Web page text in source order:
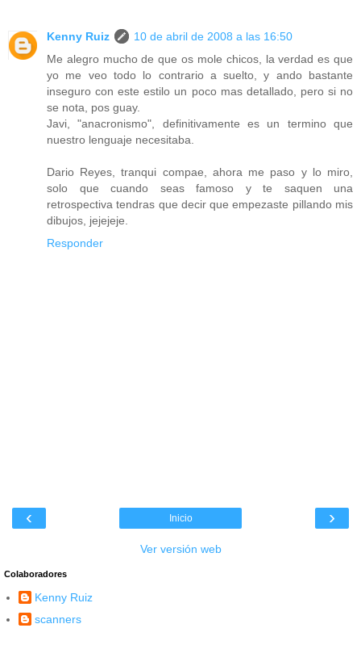
Kenny Ruiz
10 de abril de 2008 a las 16:50
Me alegro mucho de que os mole chicos, la verdad es que
yo me veo todo lo contrario a suelto, y ando bastante
inseguro con este estilo un poco mas detallado, pero si no
se nota, pos guay.
Javi, "anacronismo", definitivamente es un termino que
nuestro lenguaje necesitaba.
Dario Reyes, tranqui compae, ahora me paso y lo miro,
solo que cuando seas famoso y te saquen una
retrospectiva tendras que decir que empezaste pillando mis
dibujos, jejejeje.
Responder
‹ ›
Inicio
Ver versión web
Colaboradores
Kenny Ruiz
scanners